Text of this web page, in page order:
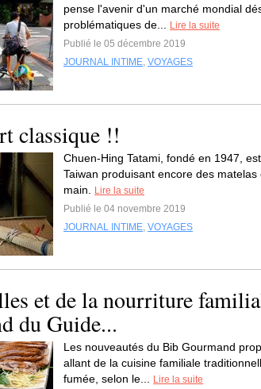
pense l'avenir d'un marché mondial
problématiques de...
Lire la suite
Publié le 05 décembre 2019
JOURNAL INTIME, VOYAGES
classique !!
Chuen-Hing Tatami, fondé en 1947,
Taiwan produisant encore des
main.
Lire la suite
Publié le 04 novembre 2019
JOURNAL INTIME, VOYAGES
et de la nourriture
du Guide...
Les nouveautés du Bib Gourmand
allant de la cuisine familiale
fumée, selon le...
Lire la suite